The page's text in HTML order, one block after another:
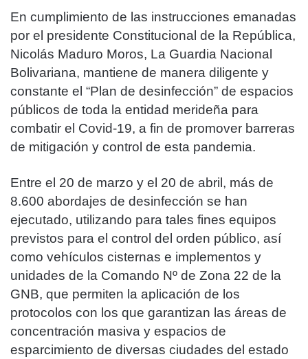
En cumplimiento de las instrucciones emanadas
por el presidente Constitucional de la República,
Nicolás Maduro Moros, La Guardia Nacional
Bolivariana, mantiene de manera diligente y
constante el “Plan de desinfección” de espacios
públicos de toda la entidad merideña para
combatir el Covid-19, a fin de promover barreras
de mitigación y control de esta pandemia.
Entre el 20 de marzo y el 20 de abril, más de
8.600 abordajes de desinfección se han
ejecutado, utilizando para tales fines equipos
previstos para el control del orden público, así
como vehículos cisternas e implementos y
unidades de la Comando Nº de Zona 22 de la
GNB, que permiten la aplicación de los
protocolos con los que garantizan las áreas de
concentración masiva y espacios de
esparcimiento de diversas ciudades del estado